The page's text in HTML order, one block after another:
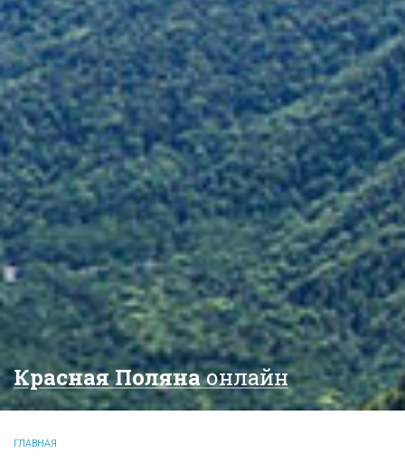
Красная Полянаонлайн
ГЛАВНАЯ